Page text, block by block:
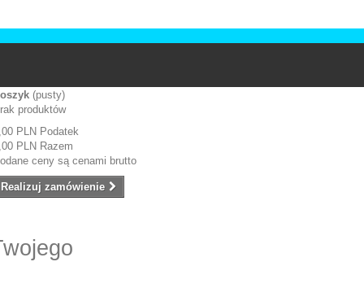
(pusty)
produktów
PLN Podatek
PLN Razem
ceny są cenami brutto
Realizuj zamówienie